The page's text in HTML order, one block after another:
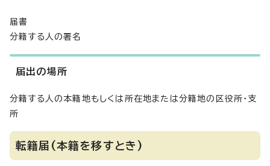
届書
分籍する人の署名
届出の場所
分籍する人の本籍地もしくは所在地または分籍地の区役所・支
所
転籍届(本籍を移すとき)